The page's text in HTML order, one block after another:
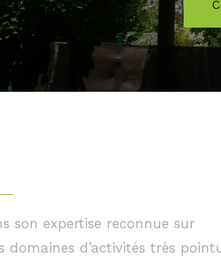
son expertise reconnue sur
domaines d’activités très